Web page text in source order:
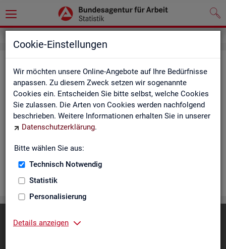
Cookie-Einstellungen
Wir möchten unsere Online-Angebote auf Ihre Bedürfnisse
anpassen. Zu diesem Zweck setzen wir sogenannte
Cookies ein. Entscheiden Sie bitte selbst, welche Cookies
Sie zulassen. Die Arten von Cookies werden nachfolgend
beschrieben. Weitere Informationen erhalten Sie in unserer
Datenschutzerklärung.
Bitte wählen Sie aus:
Technisch Notwendig
Statistik
Personalisierung
Details anzeigen
Rea­li­sier­te Kurz­ar­beit (hoch­ge­rech­
net) - Deutsch­land, Län­der, Re­gio­
nal­di­rek­tio­nen, Agen­tu­ren für Ar­beit
und Krei­se (Mo­nats­zah­len)
nen über Be­stand, Be­trie­be / Be­triebs­grö­ße, Kurz­ar­bei­ter­geld,
Kurz­ar­bei­ter­quo­te und wei­te­re Merk­ma­le.